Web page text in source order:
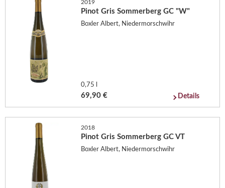
2019
Pinot Gris Sommerberg GC "W"
Boxler Albert, Niedermorschwihr
0,75 l
69,90 € Details
2018
Pinot Gris Sommerberg GC VT
Boxler Albert, Niedermorschwihr